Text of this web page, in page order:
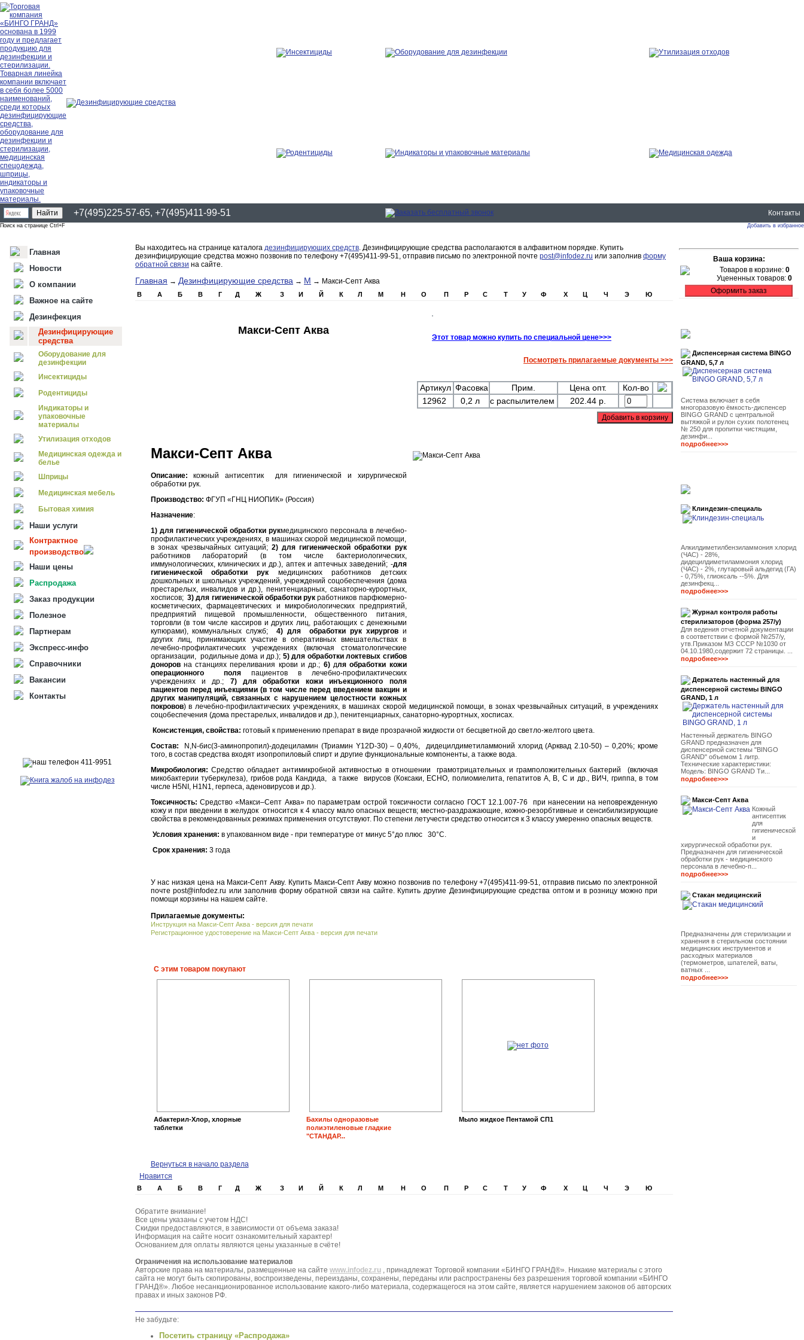
+7(495)225-57-65, +7(495)411-99-51 Контакты
Поиск на странице Ctrl+F Добавить в избранное
Главная
Новости
О компании
Важное на сайте
Дезинфекция
Дезинфицирующие
средства
Оборудование для
дезинфекции
Инсектициды
Родентициды
Индикаторы и
упаковочные
материалы
Утилизация отходов
Медицинская одежда и
белье
Шприцы
Медицинская мебель
Бытовая химия
Наши услуги
Контрактное
производство
Наши цены
Распродажа
Заказ продукции
Полезное
Партнерам
Экспресс-инфо
Справочники
Вакансии
Контакты
Вы находитесь на странице каталога дезинфицирующих средств. Дезинфицирующие средства располагаются в алфавитном порядке. Купить
дезинфицирующие средства можно позвонив по телефону +7(495)411-99-51, отправив письмо по электронной почте post@infodez.ru или заполнив форму
обратной связи на сайте.
Главная → Дезинфицирующие средства → М → Макси-Септ Аква
B А Б В Г Д Ж З И Й К Л М Н О П Р С Т У Ф Х Ц Ч Э Ю
Макси-Септ Аква
Этот товар можно купить по специальной цене>>>
Посмотреть прилагаемые документы >>>
Артикул Фасовка Прим. Цена опт.
Кол-во
12962
0,2 л с распылителем 202.44 р.
Макси-Септ Аква
Описание: кожный антисептик для гигиенической и хирургической
обработки рук.
Производство: ФГУП «ГНЦ НИОПИК» (Россия)
Назначение:
1) для гигиенической обработки рукмедицинского персонала в лечебно-
профилактических учреждениях, в машинах скорой медицинской помощи,
в зонах чрезвычайных ситуаций; 2) для гигиенической обработки рук
работников лабораторий (в том числе бактериологических,
иммунологических, клинических и др.), аптек и аптечных заведений; -для
гигиенической обработки рук медицинских работников детских
дошкольных и школьных учреждений, учреждений соцобеспечения (дома
престарелых, инвалидов и др.), пенитенциарных, санаторно-курортных,
хосписов; 3) для гигиенической обработки рук работников парфюмерно-
косметических, фармацевтических и микробиологических предприятий,
предприятий пищевой промышленности, общественного питания,
торговли (в том числе кассиров и других лиц, работающих с денежными
купюрами), коммунальных служб;4) для обработки рук хирургови
других лиц, принимающих участие в оперативных вмешательствах в
лечебно-профилактических учреждениях (включая стоматологические
организации, родильные дома и др.); 5) для обработки локтевых сгибов
доноровна станциях переливания крови и др.; 6)для обработки кожи
операционного поля пациентов в лечебно-профилактических
учреждениях и др.; 7)
для обработки кожи инъекционного поля
пациентов перед инъекциями (в том числе перед введением вакцин и
других манипуляций, связанных с нарушением целостности кожных
покровов) в лечебно-профилактических учреждениях, в машинах скорой медицинской помощи, в зонах чрезвычайных ситуаций, в учреждениях
соцобеспечения (дома престарелых, инвалидов и др.), пенитенциарных, санаторно-курортных, хосписах.
Консистенция, свойства: готовый к применению препарат в виде прозрачной жидкости от бесцветной до светло-желтого цвета.
Состав:
N,N-бис(3-аминопропил)-додециламин (Триамин Y12D-30) – 0,40%, дидецилдиметиламмоний хлорид (Арквад 2.10-50) – 0,20%; кроме
того, в состав средства входят изопропиловый спирт и другие функциональные компоненты, а также вода.
Микробиология: Средство обладает антимикробной активностью в отношении грамотрицательных и грамположительных бактерий (включая
микобактерии туберкулеза), грибов рода Кандида, а также вирусов (Коксаки, ЕСНО, полиомиелита, гепатитов А, В, С и др., ВИЧ, гриппа, в том
числе Н5NI, Н1N1, герпеса, аденовирусов и др.).
Токсичность: Средство «Макси–Септ Аква» по параметрам острой токсичности согласно ГОСТ 12.1.007-76 при нанесении на неповрежденную
кожу и при введении в желудок относится к 4 классу мало опасных веществ; местно-раздражающие, кожно-резорбтивные и сенсибилизирующие
свойства в рекомендованных режимах применения отсутствуют. По степени летучести средство относится к 3 классу умеренно опасных веществ.
Условия хранения: в упакованном виде - при температуре от минус 5°до плюс 30°С.
Срок хранения: 3 года
У нас низкая цена на Макси-Септ Акву. Купить Макси-Септ Акву можно позвонив по телефону +7(495)411-99-51, отправив письмо по электронной
почте post@infodez.ru или заполнив форму обратной связи на сайте. Купить другие Дезинфицирующие средства оптом и в розницу можно при
помощи корзины на нашем сайте.
Прилагаемые документы:
Инструкция на Макси-Септ Аква - версия для печати
Регистрационное удостоверение на Макси-Септ Аква - версия для печати
С этим товаром покупают
Абактерил-Хлор, хлорные
таблетки
Бахилы одноразовые
полиэтиленовые гладкие
"СТАНДАР...
Мыло жидкое Пентамой СП1
Вернуться в начало раздела
Нравится
B А Б В Г Д Ж З И Й К Л М Н О П Р С Т У Ф Х Ц Ч Э Ю
Обратите внимание!
Все цены указаны с учетом НДС!
Скидки предоставляются, в зависимости от объема заказа!
Информация на сайте носит ознакомительный характер!
Основанием для оплаты являются цены указанные в счёте!
Ограничения на использование материалов
Авторские права на материалы, размещенные на сайте www.infodez.ru , принадлежат Торговой компании «БИНГО ГРАНД®». Никакие материалы с этого
сайта не могут быть скопированы, воспроизведены, переизданы, сохранены, переданы или распространены без разрешения торговой компании «БИНГО
ГРАНД®». Любое несанкционированное использование какого-либо материала, содержащегося на этом сайте, является нарушением законов об авторских
правах и иных законов РФ.
Не забудьте:
Посетить страницу «Распродажа»
Ваша корзина:
Товаров в корзине: 0
Уцененных товаров: 0
Диспенсерная система BINGO
GRAND, 5,7 л
Система включает в себя
многоразовую ёмкость-диспенсер
BINGO GRAND с центральной
вытяжкой и рулон сухих полотенец
№ 250 для пропитки чистящим,
дезинфи...
подробнее>>>
Клиндезин-специаль
Алкилдиметилбензиламмония хлорид
(ЧАС) - 28%,
дидецилдиметиламмония хлорид
(ЧАС) - 2%, глутаровый альдегид (ГА)
- 0,75%, глиоксаль --5%. Для
дезинфекц...
подробнее>>>
Журнал контроля работы
стерилизаторов (форма 257/у)
Для ведения отчетной документации
в соответствии с формой №257/у,
утв.Приказом МЗ СССР №1030 от
04.10.1980,содержит 72 страницы. ...
подробнее>>>
Держатель настенный для
диспенсерной системы BINGO
GRAND, 1 л
Настенный держатель BINGO
GRAND предназначен для
диспенсерной системы "BINGO
GRAND" объемом 1 литр.
Технические характеристики:
Модель: BINGO GRAND Ти...
подробнее>>>
Макси-Септ Аква
Кожный
антисептик
для
гигиенической
и
хирургической обработки рук.
Предназначен для гигиенической
обработки рук - медицинского
персонала в лечебно-п...
подробнее>>>
Стакан медицинский
Предназначены для стерилизации и
хранения в стерильном состоянии
медицинских инструментов и
расходных материалов
(термометров, шпателей, ваты,
ватных ...
подробнее>>>